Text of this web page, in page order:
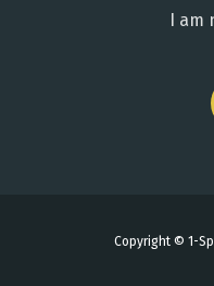
I am
Copyright © 1-